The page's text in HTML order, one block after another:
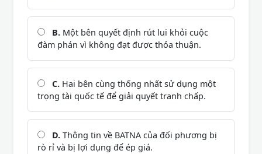
B. Một bên quyết định rút lui khỏi cuộc
đàm phán vì không đạt được thỏa thuận.
C. Hai bên cùng thống nhất sử dụng một
trọng tài quốc tế để giải quyết tranh chấp.
D. Thông tin về BATNA của đối phương bị
rò rỉ và bị lợi dụng để ép giá.